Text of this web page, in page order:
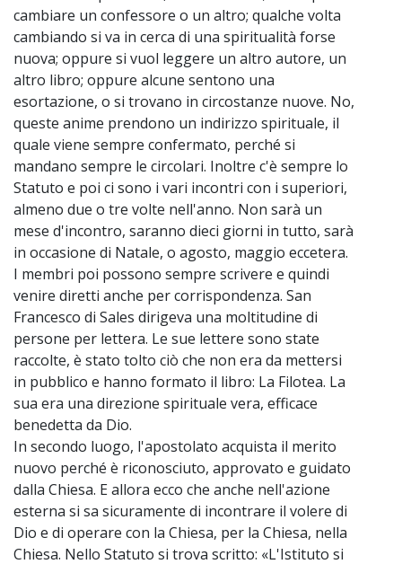
cambiare un confessore o un altro; qualche volta
cambiando si va in cerca di una spiritualità forse
nuova; oppure si vuol leggere un altro autore, un
altro libro; oppure alcune sentono una
esortazione, o si trovano in circostanze nuove. No,
queste anime prendono un indirizzo spirituale, il
quale viene sempre confermato, perché si
mandano sempre le circolari. Inoltre c'è sempre lo
Statuto e poi ci sono i vari incontri con i superiori,
almeno due o tre volte nell'anno. Non sarà un
mese d'incontro, saranno dieci giorni in tutto, sarà
in occasione di Natale, o agosto, maggio eccetera.
I membri poi possono sempre scrivere e quindi
venire diretti anche per corrispondenza. San
Francesco di Sales dirigeva una moltitudine di
persone per lettera. Le sue lettere sono state
raccolte, è stato tolto ciò che non era da mettersi
in pubblico e hanno formato il libro: La Filotea. La
sua era una direzione spirituale vera, efficace
benedetta da Dio.
In secondo luogo, l'apostolato acquista il merito
nuovo perché è riconosciuto, approvato e guidato
dalla Chiesa. E allora ecco che anche nell'azione
esterna si sa sicuramente di incontrare il volere di
Dio e di operare con la Chiesa, per la Chiesa, nella
Chiesa. Nello Statuto si trova scritto: «L'Istituto si